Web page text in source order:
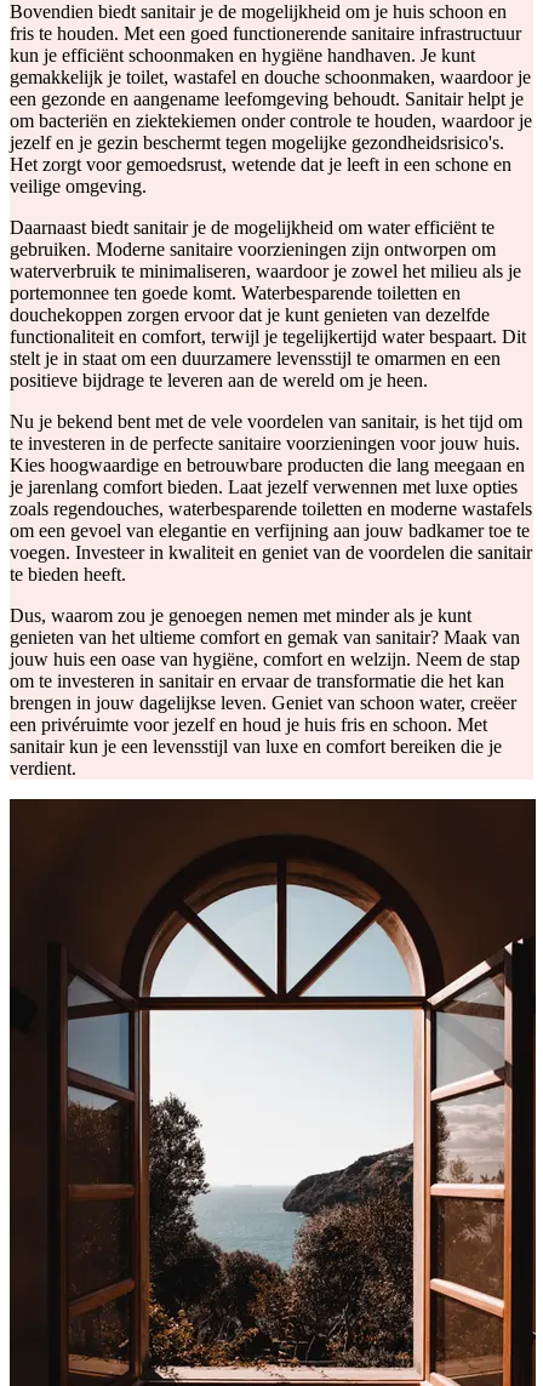
Bovendien biedt sanitair je de mogelijkheid om je huis schoon en
fris te houden. Met een goed functionerende sanitaire infrastructuur
kun je efficiënt schoonmaken en hygiëne handhaven. Je kunt
gemakkelijk je toilet, wastafel en douche schoonmaken, waardoor je
een gezonde en aangename leefomgeving behoudt. Sanitair helpt je
om bacteriën en ziektekiemen onder controle te houden, waardoor je
jezelf en je gezin beschermt tegen mogelijke gezondheidsrisico's.
Het zorgt voor gemoedsrust, wetende dat je leeft in een schone en
veilige omgeving.
Daarnaast biedt sanitair je de mogelijkheid om water efficiënt te
gebruiken. Moderne sanitaire voorzieningen zijn ontworpen om
waterverbruik te minimaliseren, waardoor je zowel het milieu als je
portemonnee ten goede komt. Waterbesparende toiletten en
douchekoppen zorgen ervoor dat je kunt genieten van dezelfde
functionaliteit en comfort, terwijl je tegelijkertijd water bespaart. Dit
stelt je in staat om een duurzamere levensstijl te omarmen en een
positieve bijdrage te leveren aan de wereld om je heen.
Nu je bekend bent met de vele voordelen van sanitair, is het tijd om
te investeren in de perfecte sanitaire voorzieningen voor jouw huis.
Kies hoogwaardige en betrouwbare producten die lang meegaan en
je jarenlang comfort bieden. Laat jezelf verwennen met luxe opties
zoals regendouches, waterbesparende toiletten en moderne wastafels
om een gevoel van elegantie en verfijning aan jouw badkamer toe te
voegen. Investeer in kwaliteit en geniet van de voordelen die sanitair
te bieden heeft.
Dus, waarom zou je genoegen nemen met minder als je kunt
genieten van het ultieme comfort en gemak van sanitair? Maak van
jouw huis een oase van hygiëne, comfort en welzijn. Neem de stap
om te investeren in sanitair en ervaar de transformatie die het kan
brengen in jouw dagelijkse leven. Geniet van schoon water, creëer
een privéruimte voor jezelf en houd je huis fris en schoon. Met
sanitair kun je een levensstijl van luxe en comfort bereiken die je
verdient.